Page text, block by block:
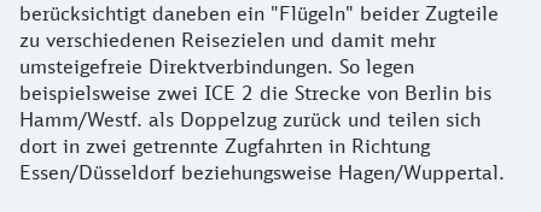
berücksichtigt daneben ein "Flügeln" beider Zugteile
zu verschiedenen Reisezielen und damit mehr
umsteigefreie Direktverbindungen. So legen
beispielsweise zwei ICE 2 die Strecke von Berlin bis
Hamm/Westf. als Doppelzug zurück und teilen sich
dort in zwei getrennte Zugfahrten in Richtung
Essen/Düsseldorf beziehungsweise Hagen/Wuppertal.